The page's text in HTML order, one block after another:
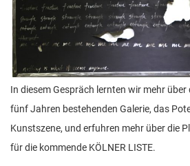
In diesem Gespräch lernten wir mehr über
fünf Jahren bestehenden Galerie, das
Kunstszene, und erfuhren mehr über die
für die kommende KÖLNER LISTE.